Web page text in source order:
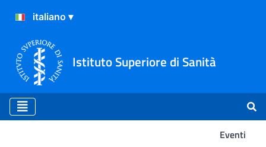
Istituto Superiore di Sanità
Eventi